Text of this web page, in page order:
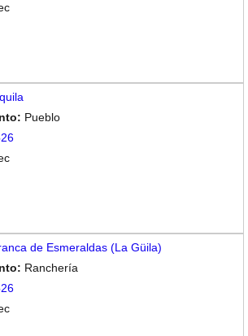
Pueblo
de Esmeraldas (La Güila)
Ranchería